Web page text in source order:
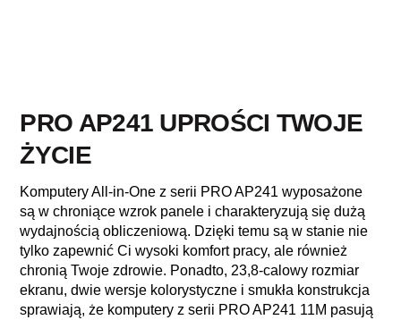
PRO AP241 UPROŚCI TWOJE
ŻYCIE
Komputery All-in-One z serii PRO AP241 wyposażone
są w chroniące wzrok panele i charakteryzują się dużą
wydajnością obliczeniową. Dzięki temu są w stanie nie
tylko zapewnić Ci wysoki komfort pracy, ale również
chronią Twoje zdrowie. Ponadto, 23,8-calowy rozmiar
ekranu, dwie wersje kolorystyczne i smukła konstrukcja
sprawiają, że komputery z serii PRO AP241 11M pasują